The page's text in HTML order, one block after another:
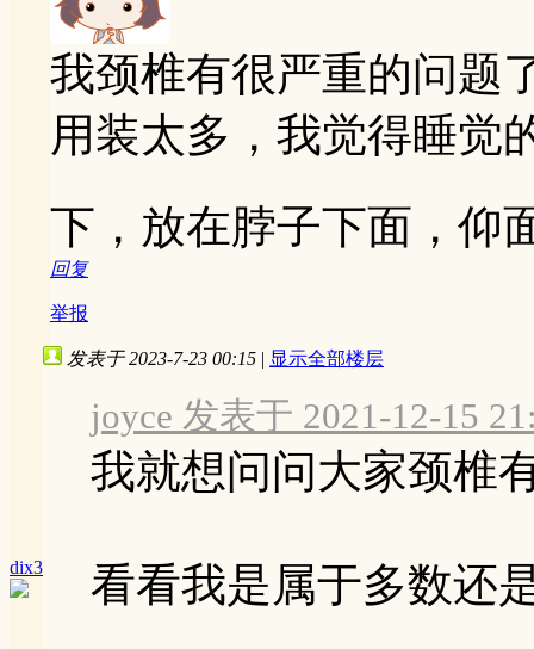
我颈椎有很严重的问题
用装太多，我觉得睡觉
下，放在脖子下面，仰
回复
举报
dix3
发表于 2023-7-23 00:15 | 显示全部楼层
joyce 发表于 2021-12-15
我就想问问大家颈椎
看看我是属于多数还